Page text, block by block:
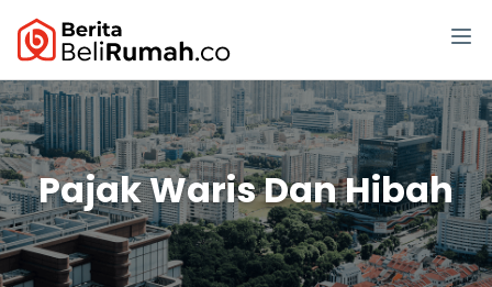
Pajak Waris Dan Hibah